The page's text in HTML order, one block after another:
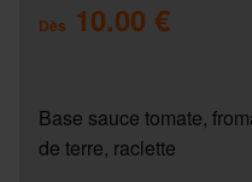
Dès 10.00 €
Base sauce tomate,
de terre, raclette